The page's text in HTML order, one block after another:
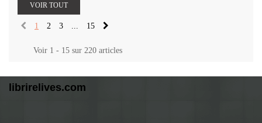
VOIR TOUT
1 2 3 15
Voir 1 - 15 sur 220 articles
librirelives.com